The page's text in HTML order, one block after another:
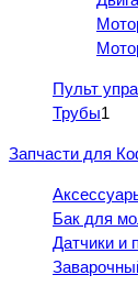
Пульт
Трубы1
Запчасти для
Бак для
Датчики и